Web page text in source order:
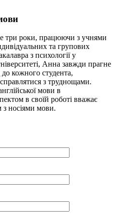
три роки, працюючи з учнями
та групових
з психології у
Анна завжди прагне
до кожного студента,
з труднощами.
мови в
в своїй роботі вважає
з носіями мови.